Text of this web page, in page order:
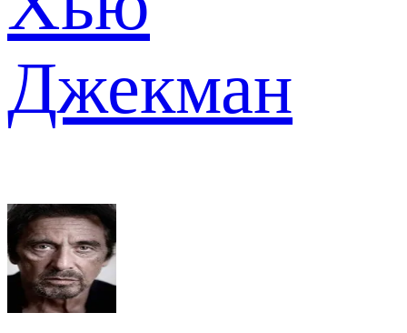
Джекман